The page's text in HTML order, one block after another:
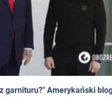
garnituru?" Amerykański